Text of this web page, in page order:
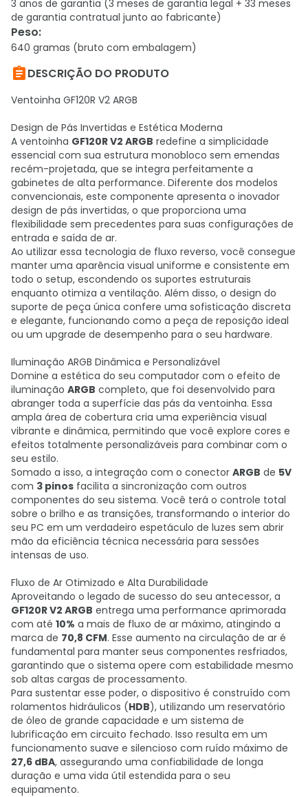
3 anos de garantia (3 meses de garantia legal + 33 meses
de garantia contratual junto ao fabricante)
Peso:
640 gramas (bruto com embalagem)
DESCRIÇÃO DO PRODUTO
Ventoinha GF120R V2 ARGB
Design de Pás Invertidas e Estética Moderna
A ventoinha GF120R V2 ARGB redefine a simplicidade
essencial com sua estrutura monobloco sem emendas
recém-projetada, que se integra perfeitamente a
gabinetes de alta performance. Diferente dos modelos
convencionais, este componente apresenta o inovador
design de pás invertidas, o que proporciona uma
flexibilidade sem precedentes para suas configurações de
entrada e saída de ar.
Ao utilizar essa tecnologia de fluxo reverso, você consegue
manter uma aparência visual uniforme e consistente em
todo o setup, escondendo os suportes estruturais
enquanto otimiza a ventilação. Além disso, o design do
suporte de peça única confere uma sofisticação discreta
e elegante, funcionando como a peça de reposição ideal
ou um upgrade de desempenho para o seu hardware.
Iluminação ARGB Dinâmica e Personalizável
Domine a estética do seu computador com o efeito de
iluminação ARGB completo, que foi desenvolvido para
abranger toda a superfície das pás da ventoinha. Essa
ampla área de cobertura cria uma experiência visual
vibrante e dinâmica, permitindo que você explore cores e
efeitos totalmente personalizáveis para combinar com o
seu estilo.
Somado a isso, a integração com o conector ARGB de 5V
com 3 pinos facilita a sincronização com outros
componentes do seu sistema. Você terá o controle total
sobre o brilho e as transições, transformando o interior do
seu PC em um verdadeiro espetáculo de luzes sem abrir
mão da eficiência técnica necessária para sessões
intensas de uso.
Fluxo de Ar Otimizado e Alta Durabilidade
Aproveitando o legado de sucesso do seu antecessor, a
GF120R V2 ARGB entrega uma performance aprimorada
com até 10% a mais de fluxo de ar máximo, atingindo a
marca de 70,8 CFM. Esse aumento na circulação de ar é
fundamental para manter seus componentes resfriados,
garantindo que o sistema opere com estabilidade mesmo
sob altas cargas de processamento.
Para sustentar esse poder, o dispositivo é construído com
rolamentos hidráulicos (HDB), utilizando um reservatório
de óleo de grande capacidade e um sistema de
lubrificação em circuito fechado. Isso resulta em um
funcionamento suave e silencioso com ruído máximo de
27,6 dBA, assegurando uma confiabilidade de longa
duração e uma vida útil estendida para o seu
equipamento.